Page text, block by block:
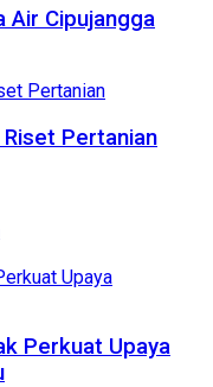
Air Cipujangga
Pertanian
Perkuat Upaya